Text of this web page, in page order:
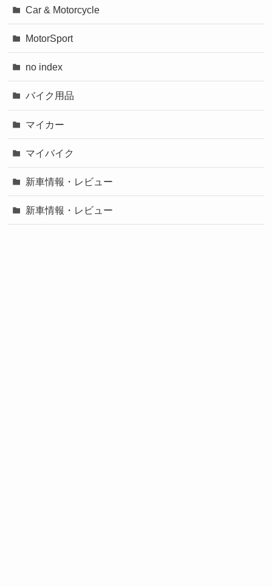
Car & Motorcycle
MotorSport
no index
バイク用品
マイカー
マイバイク
新車情報・レビュー
新車情報・レビュー